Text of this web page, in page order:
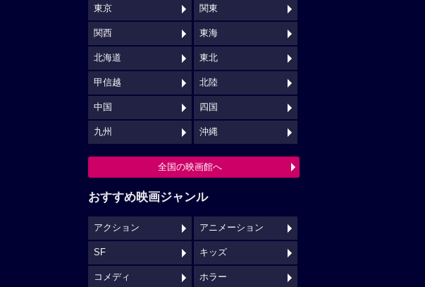
東京 関東
関西 東海
北海道 東北
甲信越 北陸
中国 四国
九州 沖縄
全国の映画館へ
おすすめ映画ジャンル
アクション アニメーション
SF キッズ
コメディ ホラー